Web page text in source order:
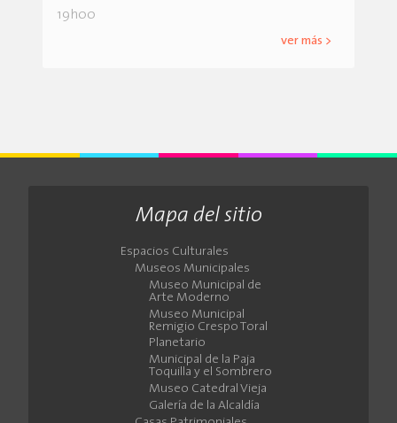
19h00
ver más >
Mapa del sitio
Espacios Culturales
Museos Municipales
Museo Municipal de
Arte Moderno
Museo Municipal
Remigio Crespo Toral
Planetario
Municipal de la Paja
Toquilla y el Sombrero
Museo Catedral Vieja
Galería de la Alcaldía